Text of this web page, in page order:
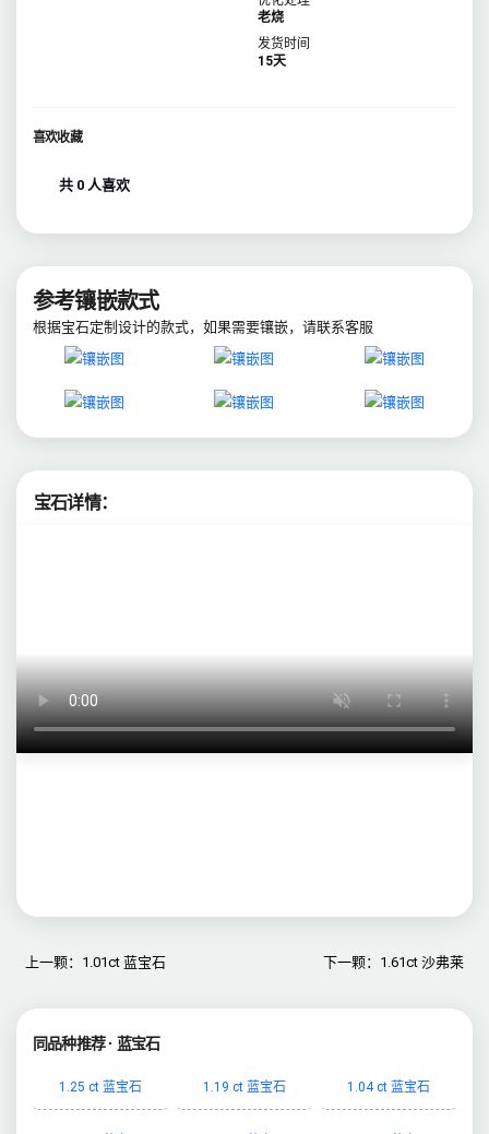
老烧
发货时间
15天
喜欢收藏
共 0 人喜欢
参考镶嵌款式
根据宝石定制设计的款式，如果需要镶嵌，请联系客服
宝石详情：
上一颗：1.01ct 蓝宝石 下一颗：1.61ct 沙弗莱
同品种推荐 · 蓝宝石
1.25 ct 蓝宝石 1.19 ct 蓝宝石 1.04 ct 蓝宝石